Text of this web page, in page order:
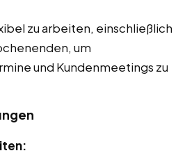
zu arbeiten, einschließlich
um
und Kundenmeetings zu